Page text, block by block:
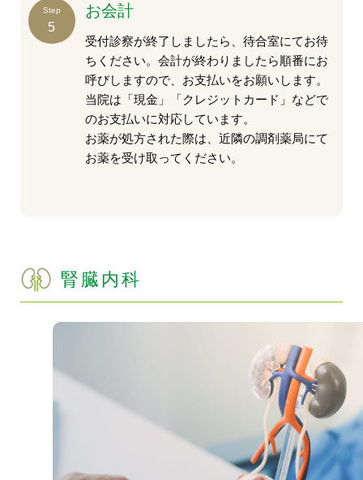
Step
5
お会計
受付診察が終了しましたら、待合室にてお待
ちください。会計が終わりましたら順番にお
呼びしますので、お支払いをお願いします。
当院は「現金」「クレジットカード」などで
のお支払いに対応しています。
お薬が処方された際は、近隣の調剤薬局にて
お薬を受け取ってください。
腎臓内科